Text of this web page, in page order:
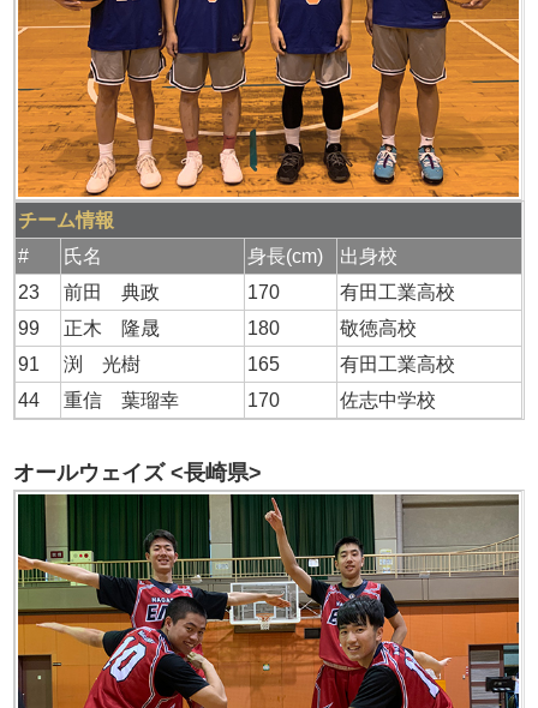
チーム情報
#
氏名 身長(cm)
出身校
23
前田 典政 170
有田工業高校
99
正木 隆晟 180
敬徳高校
91
渕 光樹 165
有田工業高校
44
重信 葉瑠幸 170 佐志中学校
オールウェイズ <長崎県>